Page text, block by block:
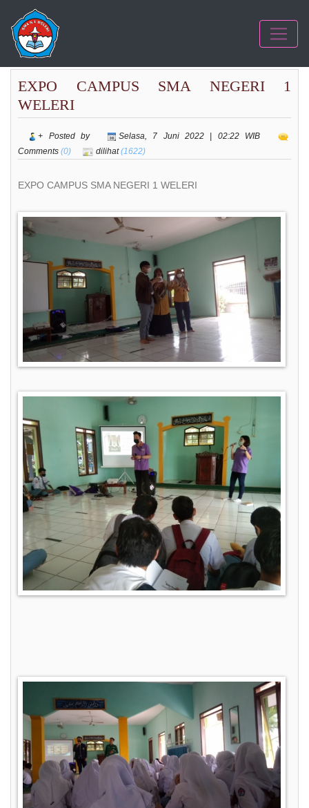
EXPO CAMPUS SMA NEGERI 1
WELERI
+ Posted by
Selasa, 7 Juni 2022 | 02:22 WIB
Comments (0) dilihat(1622)
EXPO CAMPUS SMA NEGERI 1 WELERI